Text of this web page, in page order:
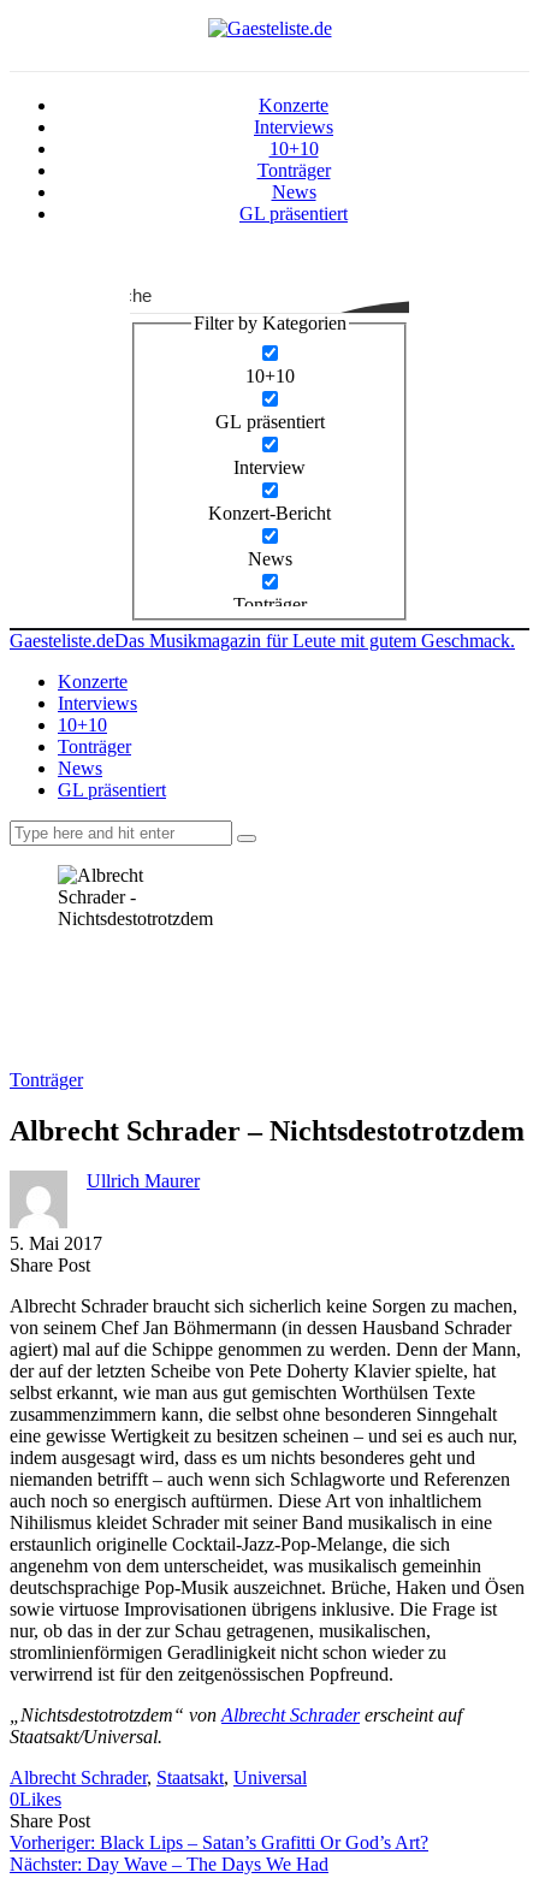
Konzerte
Interviews
10+10
Tonträger
News
GL präsentiert
Suche
Filter by Kategorien
10+10
GL präsentiert
Interview
Konzert-Bericht
News
Tonträger
Gaesteliste.deDas Musikmagazin für Leute mit gutem Geschmack.
Konzerte
Interviews
10+10
Tonträger
News
GL präsentiert
Tonträger
Albrecht Schrader – Nichtsdestotrotzdem
Ullrich Maurer
5. Mai 2017
Share PostShare
Facebook
Copy
to
clipboard
Send
via
eMail
Albrecht Schrader braucht sich sicherlich keine Sorgen zu machen,
von seinem Chef Jan Böhmermann (in dessen Hausband Schrader
agiert) mal auf die Schippe genommen zu werden. Denn der Mann,
der auf der letzten Scheibe von Pete Doherty Klavier spielte, hat
selbst erkannt, wie man aus gut gemischten Worthülsen Texte
zusammenzimmern kann, die selbst ohne besonderen Sinngehalt
eine gewisse Wertigkeit zu besitzen scheinen – und sei es auch nur,
indem ausgesagt wird, dass es um nichts besonderes geht und
niemanden betrifft – auch wenn sich Schlagworte und Referenzen
auch noch so energisch auftürmen. Diese Art von inhaltlichem
Nihilismus kleidet Schrader mit seiner Band musikalisch in eine
erstaunlich originelle Cocktail-Jazz-Pop-Melange, die sich
angenehm von dem unterscheidet, was musikalisch gemeinhin
deutschsprachige Pop-Musik auszeichnet. Brüche, Haken und Ösen
sowie virtuose Improvisationen übrigens inklusive. Die Frage ist
nur, ob das in der zur Schau getragenen, musikalischen,
stromlinienförmigen Geradlinigkeit nicht schon wieder zu
verwirrend ist für den zeitgenössischen Popfreund.
„Nichtsdestotrotzdem“ vonAlbrecht Schradererscheint auf
Staatsakt/Universal.
Albrecht Schrader, Staatsakt, Universal
0Likes
Share PostShare
on
Facebook
Copy
URL
to
Send
Link
via
Vorheriger: Black Lips – Satan’s Grafitti Or God’s Art?
Nächster: Day Wave – The Days We Had